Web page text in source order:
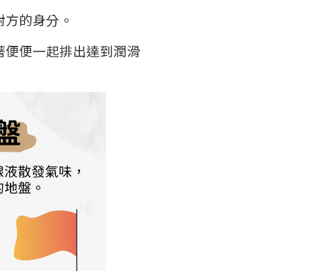
的身分。
便便一起排出達到潤滑